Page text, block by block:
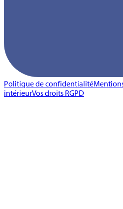
Politique de confidentialité
intérieurVos droits RGPD